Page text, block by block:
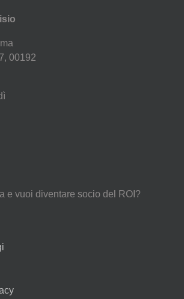
00192
e vuoi diventare socio del ROI?